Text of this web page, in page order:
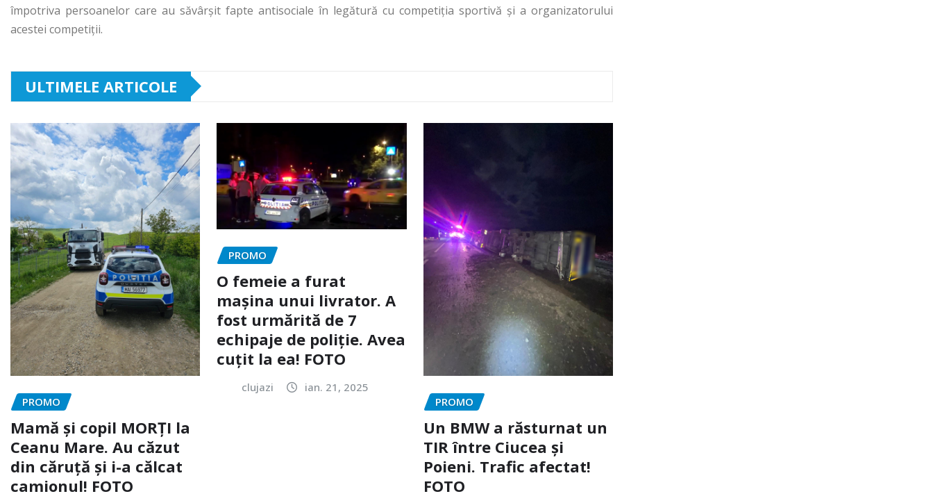
împotriva persoanelor care au săvârşit fapte antisociale în legătură cu competiţia sportivă şi a organizatorului
acestei competiţii.
ULTIMELE ARTICOLE
PROMO
Mamă și copil MORȚI la
Ceanu Mare. Au căzut
din căruță și i-a călcat
camionul! FOTO
PROMO
O femeie a furat
mașina unui livrator. A
fost urmărită de 7
echipaje de poliție. Avea
cuțit la ea! FOTO
clujazi
ian. 21, 2025
PROMO
Un BMW a răsturnat un
TIR între Ciucea și
Poieni. Trafic afectat!
FOTO